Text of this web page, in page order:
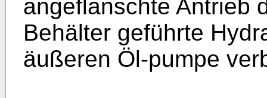
angeflanschte Antrieb
Be­hälter geführte
äußeren Öl-­pumpe